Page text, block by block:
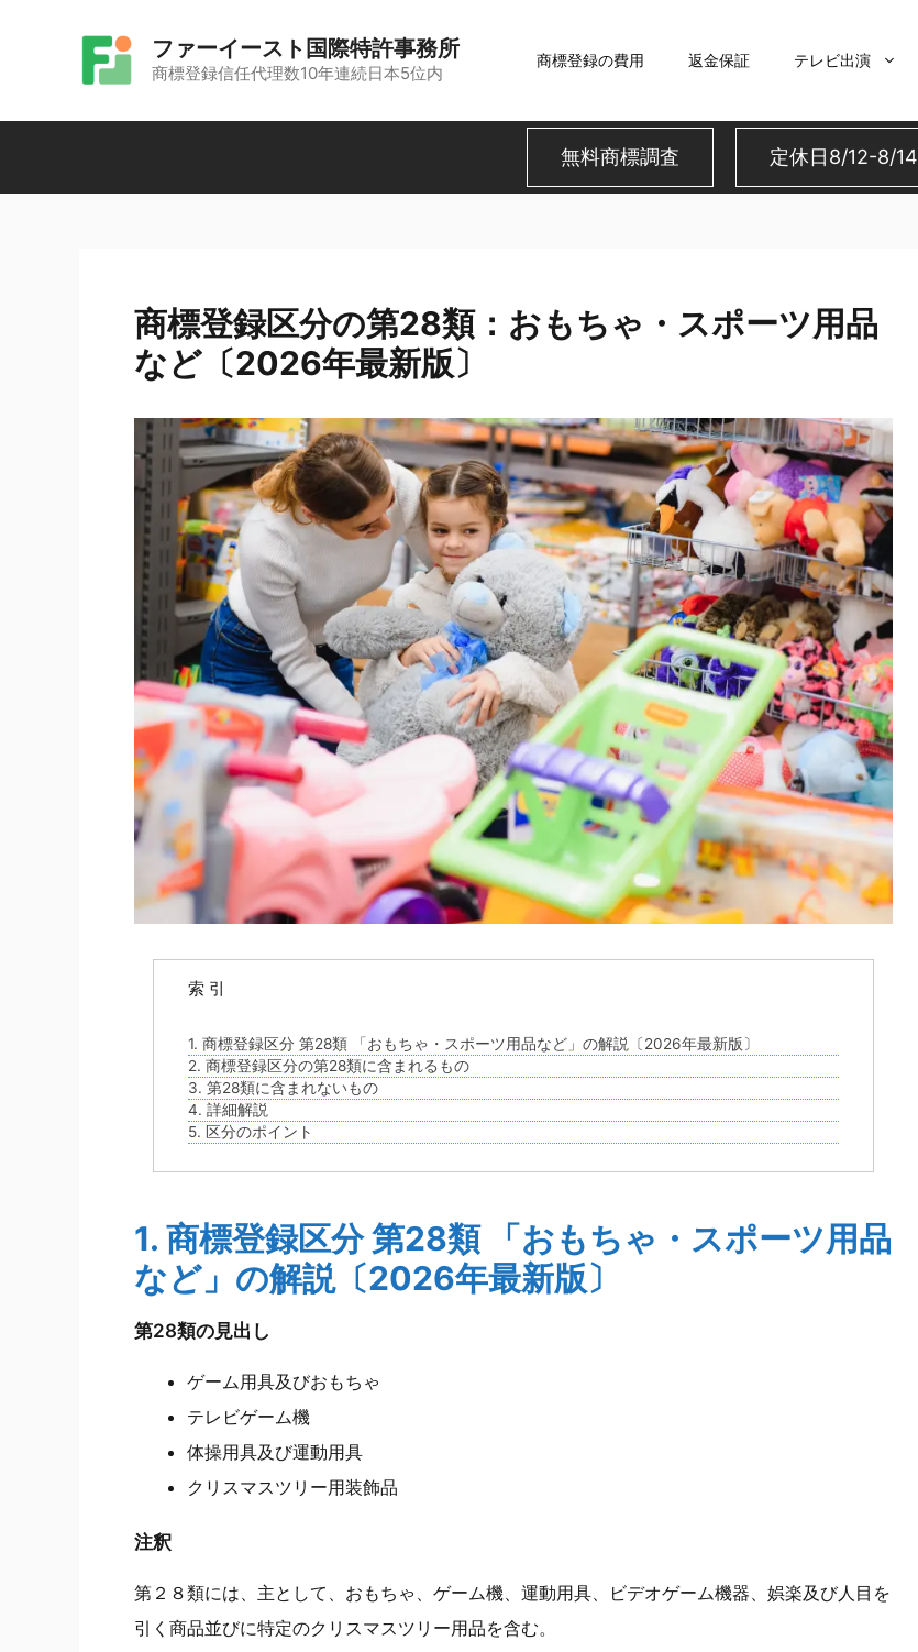
ン
へ
ファーイースト国際特許事務所
商標登録信任代理数10年連続日本5位内
商標登録の費用 返金保証 テレビ出演
無料商標調査 定休日8/12-8/14
商標登録区分の第28類：おもちゃ・スポーツ用品
など〔2026年最新版〕
索 引
1. 商標登録区分 第28類 「おもちゃ・スポーツ用品など」の解説〔2026年最新版〕
2. 商標登録区分の第28類に含まれるもの
3. 第28類に含まれないもの
4. 詳細解説
5. 区分のポイント
1. 商標登録区分 第28類 「おもちゃ・スポーツ用品
など」の解説〔2026年最新版〕
第28類の見出し
ゲーム用具及びおもちゃ
テレビゲーム機
体操用具及び運動用具
クリスマスツリー用装飾品
注釈
第２８類には、主として、おもちゃ、ゲーム機、運動用具、ビデオゲーム機器、娯楽及び人目を
引く商品並びに特定のクリスマスツリー用品を含む。